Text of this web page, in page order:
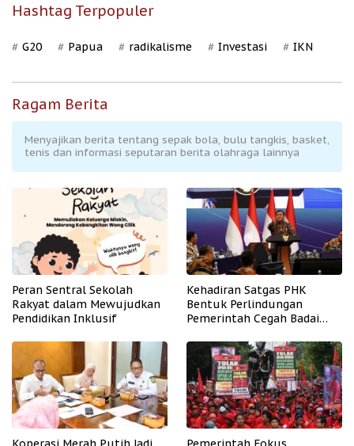
Hashtag Terpopuler
G20 Papua radikalisme Investasi IKN
Ragam Berita
Menyajikan berita tentang sepak bola, bulu tangkis, basket,
tenis dan informasi seputaran berita olahraga lainnya
Peran Sentral Sekolah
Rakyat dalam Mewujudkan
Pendidikan Inklusif
Kehadiran Satgas PHK
Bentuk Perlindungan
Pemerintah Cegah Badai